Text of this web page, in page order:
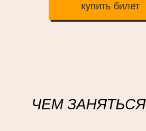
купить билет
ЧЕМ ЗАНЯТЬСЯ